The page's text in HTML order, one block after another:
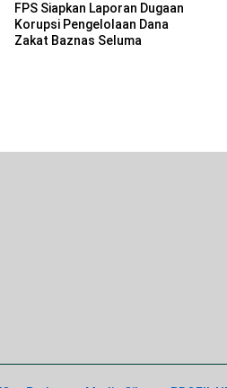
FPS Siapkan Laporan Dugaan
Korupsi Pengelolaan Dana
Zakat Baznas Seluma